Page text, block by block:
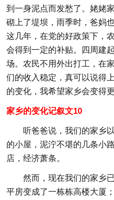
到一身泥点而发愁了。姥姥
砌上了堤坝，雨季时，爸妈
这几年，在党的好政策下，
会得到一定的补贴。四周建
场。农民不用外出打工，在
们的收入稳定，真可以说得
的变化，我希望家乡会变得
家乡的变化记叙文10
听爸爸说，我们的家乡
的小屋，泥泞不堪的几条小
店，经济萧条。
然而，现在我们的家乡
平房变成了一栋栋高楼大厦